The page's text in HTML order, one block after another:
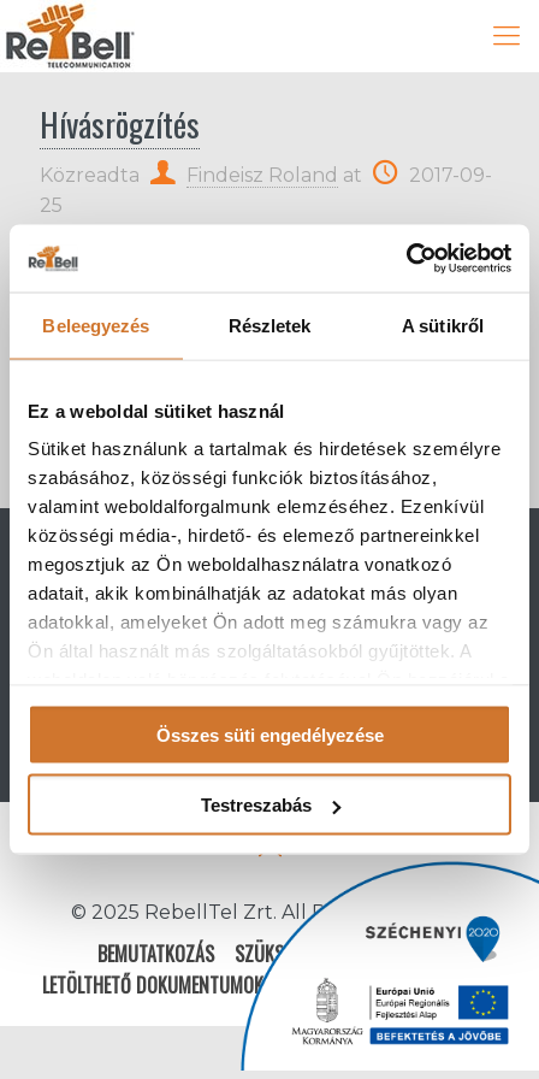
Beleegyezés Részletek A sütikről
Ez a weboldal sütiket használ
Sütiket használunk a tartalmak és hirdetések személyre
szabásához, közösségi funkciók biztosításához,
valamint weboldalforgalmunk elemzéséhez. Ezenkívül
közösségi média-, hirdető- és elemező partnereinkkel
megosztjuk az Ön weboldalhasználatra vonatkozó
adatait, akik kombinálhatják az adatokat más olyan
adatokkal, amelyeket Ön adott meg számukra vagy az
Ön által használt más szolgáltatásokból gyűjtöttek. A
sütik használatához.
Összes süti engedélyezése
Testreszabás
Hívásrögzítés
Közreadta Findeisz Roland at
2017-09-
25
Az ügyfélkezelést magasabb szintre emelheti.
Lehetőség van minden ki- és bejövő hívás
egyedi, azonosítást igénylő felületet
biztosítunk, ahonnan a rögzített
beszélgetések letölthetők.
Rebell Telecommunication Zrt.
2483 Gárdony, Vörösmarty u. 68.
emelet 55.(1) 999 0100 info@rebelltel.hu
© 2025 RebellTel Zrt. All Rights Reserved
BEMUTATKOZÁS
SZÜKSÉGES PARAMÉTEREK
LETÖLTHETŐ DOKUMENTUMOK
GYIK COOKIE DECLARATION